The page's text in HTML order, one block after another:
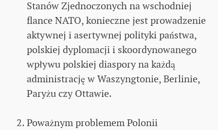
Stanów Zjednoczonych na wschodniej
flance NATO, konieczne jest prowadzenie
aktywnej i asertywnej polityki państwa,
polskiej dyplomacji i skoordynowanego
wpływu polskiej diaspory na każdą
administrację w Waszyngtonie, Berlinie,
Paryżu czy Ottawie.
Poważnym problemem Polonii